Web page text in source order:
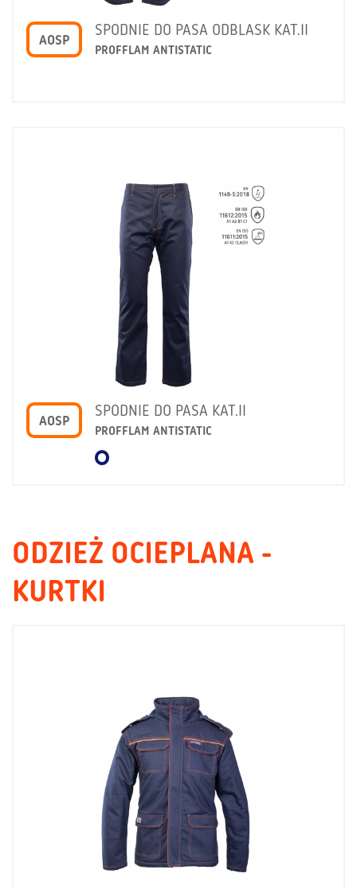
AOSP
SPODNIE DO PASA ODBLASK KAT.II
PROFFLAM ANTISTATIC
AOSP
SPODNIE DO PASA KAT.II
PROFFLAM ANTISTATIC
ODZIEŻ OCIEPLANA -
KURTKI